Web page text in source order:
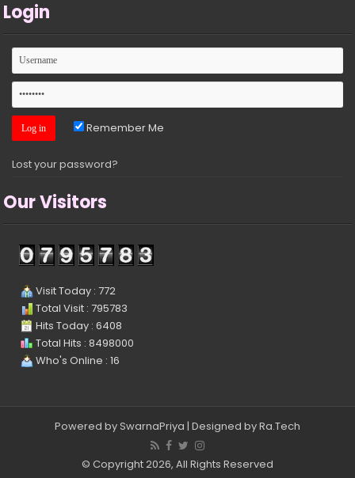
Login
Remember Me
Lost your password?
Our Visitors
Visit Today : 772
Total Visit : 795783
Hits Today : 6408
Total Hits : 8498000
Who's Online : 16
Powered by SwarnaPriya | Designed byRa.Tech
© Copyright 2026, All Rights Reserved